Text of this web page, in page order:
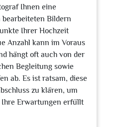
Ihnen eine
Bildern
Ihrer Hochzeit
Anzahl kann im Voraus
hängt oft auch von der
Begleitung sowie
ab. Es ist ratsam, diese
zu klären, um
Ihre Erwartungen erfüllt